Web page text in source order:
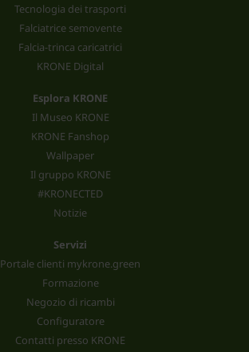
Tecnologia dei trasporti
Falciatrice semovente
Falcia-trinca caricatrici
KRONE Digital
Esplora KRONE
Il Museo KRONE
KRONE Fanshop
Wallpaper
Il gruppo KRONE
#KRONECTED
Notizie
Servizi
Portale clienti mykrone.green
Formazione
Negozio di ricambi
Configuratore
Contatti presso KRONE